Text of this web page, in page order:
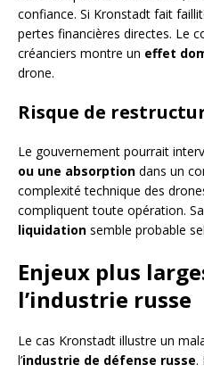
confiance. Si Kronstadt fait
pertes financières directes. Le
créanciers montre un effet
drone.
Risque de
Le gouvernement pourrait
ou une absorption dans un
complexité technique des
compliquent toute opération.
liquidation semble probable
Enjeux plus
l’industrie russe
Le cas Kronstadt illustre un
l’industrie de défense russe.